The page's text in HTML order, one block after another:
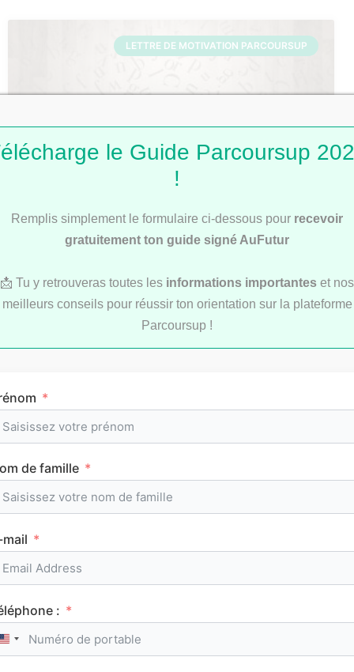
LETTRE DE MOTIVATION PARCOURSUP
modèles pour t’inspirer
LYCÉE
L’emploi du temps en première (cours et
horaires)
CLASSEMENTS
le Guide Parcoursup
!
Remplis simplement le formulaire ci-dessous pour recevoir
gratuitement ton guide signé AuFutur
📩 Tu y retrouveras toutes les informations importantes et nos
meilleurs conseils pour réussir ton orientation sur la plateforme
Parcoursup !
de famille
:
United States +1